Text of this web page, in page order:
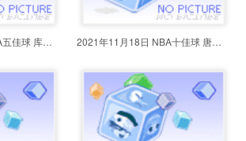
2021年11月17日 NBA五佳球 库里超 2021年11月18日 NBA十佳球 唐斯回